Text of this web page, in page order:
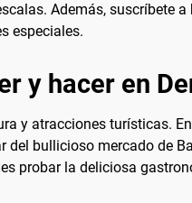
Además, suscríbete
especiales.
y hacer en
y atracciones turísticas.
bullicioso mercado de
probar la deliciosa